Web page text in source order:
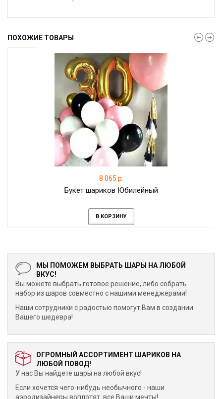
ПОХОЖИЕ ТОВАРЫ
8 065 р.
Букет шариков Юбилейный
В КОРЗИНУ
МЫ ПОМОЖЕМ ВЫБРАТЬ ШАРЫ НА ЛЮБОЙ
ВКУС!
Вы можете выбрать готовое решение, либо собрать
набор из шаров совместно с нашими менеджерами!
Наши сотрудники с радостью помогут Вам в создании
Вашего шедевра!
ОГРОМНЫЙ АССОРТИМЕНТ ШАРИКОВ НА
ЛЮБОЙ ПОВОД!
У нас Вы найдете шары на любой вкус!
Если хочется чего-нибудь необычного - наши
аэродизайнеры воплотят все Ваши мечты!